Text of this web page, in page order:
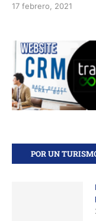
17 febrero, 2021
POR UN